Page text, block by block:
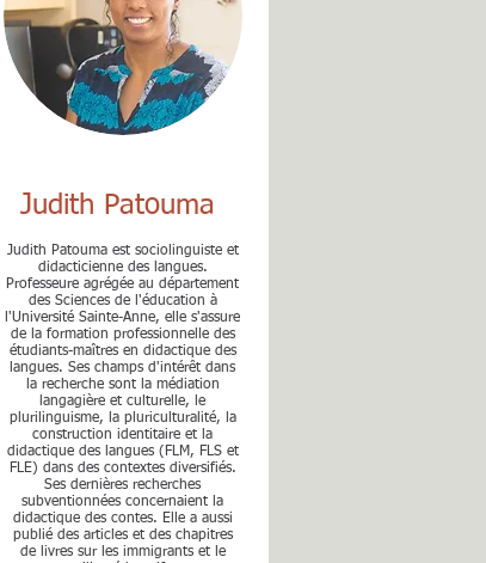
Judith Patouma
Judith Patouma est sociolinguiste et
didacticienne des langues.
Professeure agrégée au département
des Sciences de l'éducation à
l'Université Sainte-Anne, elle s'assure
de la formation professionnelle des
étudiants-maîtres en didactique des
langues. Ses champs d'intérêt dans
la recherche sont la médiation
langagière et culturelle, le
plurilinguisme, la pluriculturalité, la
construction identitaire et la
didactique des langues (FLM, FLS et
FLE) dans des contextes diversifiés.
Ses dernières recherches
subventionnées concernaient la
didactique des contes. Elle a aussi
publié des articles et des chapitres
de livres sur les immigrants et le